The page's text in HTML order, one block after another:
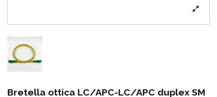
Bretella ottica LC/APC-LC/APC duplex SM